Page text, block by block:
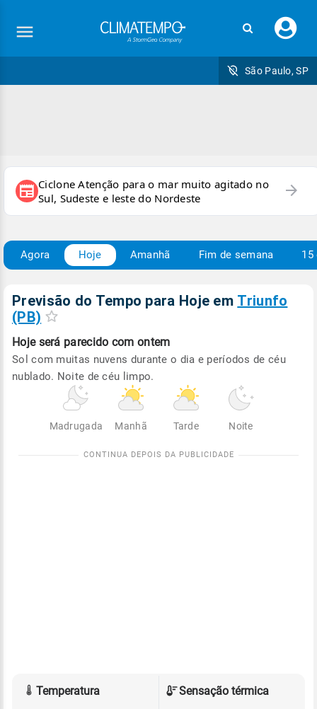
seu
São Paulo, SP
newspaper Ciclone Atenção para o mar muito agitado no
Sul, Sudeste e leste do Nordeste
arrow_forward
Agora Hoje Amanhã Fim de semana 15
Previsão do Tempo para Hoje em Triunfo
(PB)
Hoje será parecido com ontem
Sol com muitas nuvens durante o dia e períodos de céu
nublado. Noite de céu limpo.
Madrugada Manhã Tarde Noite
Temperatura
Sensação térmica